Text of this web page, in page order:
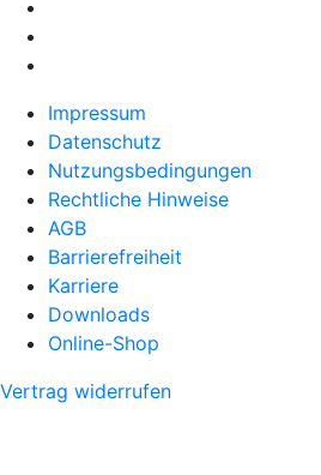
Impressum
Datenschutz
Nutzungsbedingungen
Rechtliche Hinweise
AGB
Barrierefreiheit
Karriere
Downloads
Online-Shop
Vertrag widerrufen